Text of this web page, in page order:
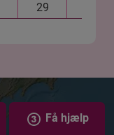
29
Få hjælp